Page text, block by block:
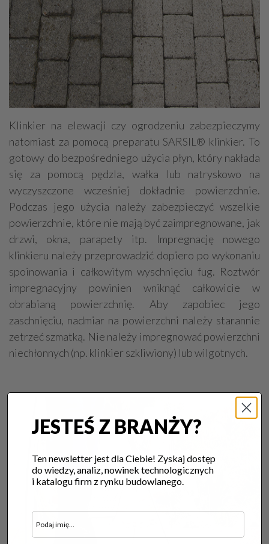
Klinkier na elewacji czy ogrodzeniu zabezpieczymy
natomiast za pomocą preparatu SARSIL® klinkier. To
gotowy do bezpośredniego użycia płyn, który nakłada
się za pomocą pędzla, wałka lub natryskowo na
wyczyszczone wcześniej dokładnie powierzchnie.
Podczas jego użycia należy zabezpieczyć wszelkie
powierzchnie, które nie mają być zaimpregnowane, jak
drzwi, okna, parapety itp. Impregnację nowego
klinkieru należy przeprowadzić dopiero po wykonaniu
spoinowania i całkowitym wyschnięciu fug. Roztwór
impregnacyjny powinien wniknąć całkowicie w
obrabianą powierzchnię. Aby zapobiec jego
zaschnięciu, nadmiar na powierzchni należy starannie
zetrzeć szmatką. Nie należy impregnować powierzchni
niechłonnych (np. klinkier szkliwiony) lub wilgotnych.
JESTEŚ Z BRANŻY?
Ten newsletter jest dla Ciebie! Zyskaj dostęp
do wiedzy, analiz, nowinek technologicznych
i katalogu firm z rynku budowlanego.